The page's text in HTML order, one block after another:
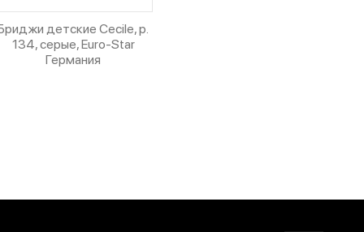
детские Cecile, р.
134, серые, Euro-Star
Германия